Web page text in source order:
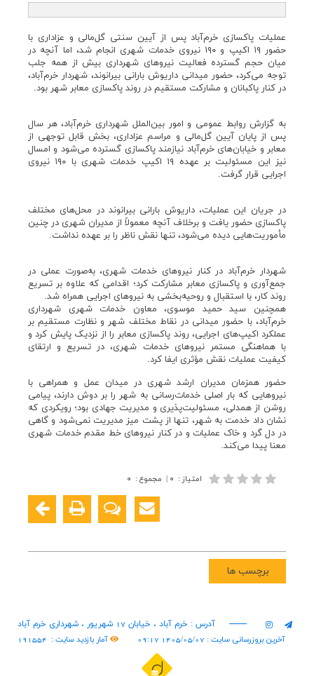
عملیات پاکسازی خرم‌آباد پس از آیین سنتی گل‌مالی و عزاداری با
حضور ۱۹ اکیپ و ۱۹۰ نیروی خدمات شهری انجام شد، اما آنچه در
میان حجم گسترده فعالیت نیروهای شهرداری بیش از همه جلب
توجه می‌کرد، حضور میدانی داریوش بارانی بیرانوند، شهردار خرم‌آباد،
در کنار پاکبانان و مشارکت مستقیم در روند پاکسازی معابر شهر بود.
به گزارش روابط عمومی و امور بین‌الملل شهرداری خرم‌آباد، هر سال
پس از پایان آیین گل‌مالی و مراسم عزاداری، بخش قابل توجهی از
معابر و خیابان‌های خرم‌آباد نیازمند پاکسازی گسترده می‌شود و امسال
نیز این مسئولیت بر عهده ۱۹ اکیپ خدمات شهری با ۱۹۰ نیروی
اجرایی قرار گرفت.
در جریان این عملیات، داریوش بارانی بیرانوند در محل‌های مختلف
پاکسازی حضور یافت و برخلاف آنچه معمولاً از مدیران شهری در چنین
مأموریت‌هایی دیده می‌شود، تنها نقش ناظر را بر عهده نداشت.
شهردار خرم‌آباد در کنار نیروهای خدمات شهری، به‌صورت عملی در
جمع‌آوری و پاکسازی معابر مشارکت کرد؛ اقدامی که علاوه بر تسریع
روند کار، با استقبال و روحیه‌بخشی به نیروهای اجرایی همراه شد.
همچنین سید حمید موسوی، معاون خدمات شهری شهرداری
خرم‌آباد، با حضور میدانی در نقاط مختلف شهر و نظارت مستقیم بر
عملکرد اکیپ‌های اجرایی، روند پاکسازی معابر را از نزدیک پایش کرد و
با هماهنگی مستمر نیروهای خدمات شهری، در تسریع و ارتقای
کیفیت عملیات نقش مؤثری ایفا کرد.
حضور همزمان مدیران ارشد شهری در میدان عمل و همراهی با
نیروهایی که بار اصلی خدمات‌رسانی به شهر را بر دوش دارند، پیامی
روشن از همدلی، مسئولیت‌پذیری و مدیریت جهادی بود؛ رویکردی که
نشان داد خدمت به شهر، تنها از پشت میز مدیریت نمی‌شود و گاهی
در دل گرد و خاک عملیات و در کنار نیروهای خط مقدم خدمات شهری
معنا پیدا می‌کند.
امتیاز : ۰ | مجموع : ۰
برچسب ها
آدرس : خرم آباد ، خیابان 17 شهریور ، شهرداری خرم آباد
آخرین بروزرسانی سایت : 1405/05/07 09:17
آمار بازدید سایت : 191554